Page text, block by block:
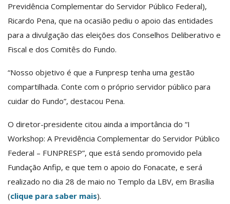
Previdência Complementar do Servidor Público Federal),
Ricardo Pena, que na ocasião pediu o apoio das entidades
para a divulgação das eleições dos Conselhos Deliberativo e
Fiscal e dos Comitês do Fundo.
“Nosso objetivo é que a Funpresp tenha uma gestão
compartilhada. Conte com o próprio servidor público para
cuidar do Fundo”, destacou Pena.
O diretor-presidente citou ainda a importância do “I
Workshop: A Previdência Complementar do Servidor Público
Federal – FUNPRESP”, que está sendo promovido pela
Fundação Anfip, e que tem o apoio do Fonacate, e será
realizado no dia 28 de maio no Templo da LBV, em Brasília
(clique para saber mais).